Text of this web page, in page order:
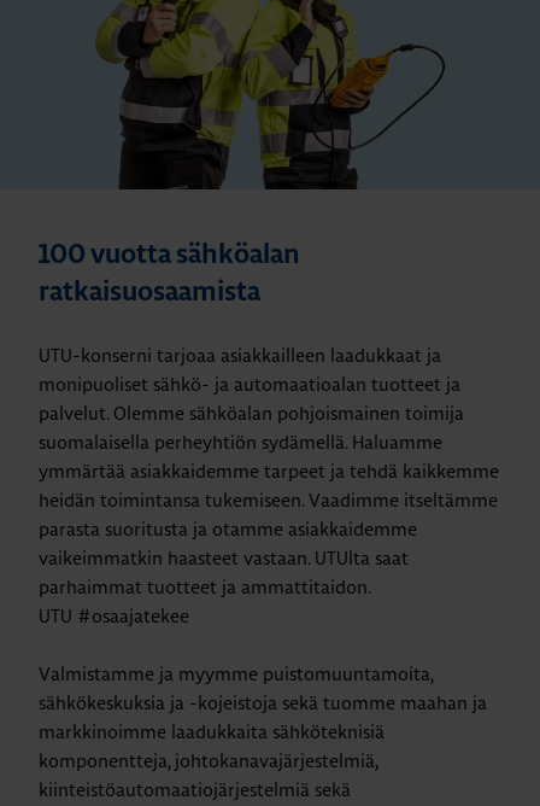
100 vuotta sähköalan
ratkaisuosaamista
UTU-konserni tarjoaa asiakkailleen laadukkaat ja
monipuoliset sähkö- ja automaatioalan tuotteet ja
palvelut. Olemme sähköalan pohjoismainen toimija
suomalaisella perheyhtiön sydämellä. Haluamme
ymmärtää asiakkaidemme tarpeet ja tehdä kaikkemme
heidän toimintansa tukemiseen. Vaadimme itseltämme
parasta suoritusta ja otamme asiakkaidemme
vaikeimmatkin haasteet vastaan. UTUlta saat
parhaimmat tuotteet ja ammattitaidon.
UTU #osaajatekee
Valmistamme ja myymme puistomuuntamoita,
sähkökeskuksia ja -kojeistoja sekä tuomme maahan ja
markkinoimme laadukkaita sähköteknisiä
komponentteja, johtokanavajärjestelmiä,
kiinteistöautomaatiojärjestelmiä sekä